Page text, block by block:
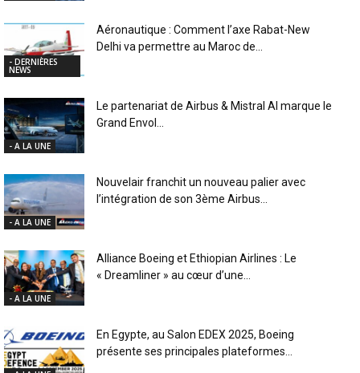
- DERNIÈRES
NEWS
Aéronautique : Comment l’axe Rabat-New
Delhi va permettre au Maroc de...
- A LA UNE
Le partenariat de Airbus & Mistral AI marque le
Grand Envol...
- A LA UNE
Nouvelair franchit un nouveau palier avec
l’intégration de son 3ème Airbus...
- A LA UNE
Alliance Boeing et Ethiopian Airlines : Le
« Dreamliner » au cœur d’une...
En Egypte, au Salon EDEX 2025, Boeing
présente ses principales plateformes...